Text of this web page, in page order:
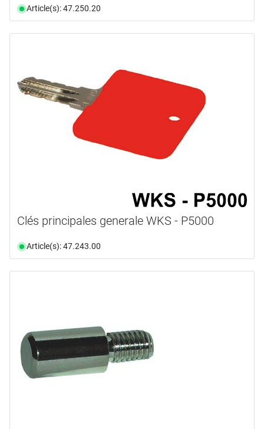
Article(s): 47.250.20
Clés principales generale WKS - P5000
Article(s): 47.243.00